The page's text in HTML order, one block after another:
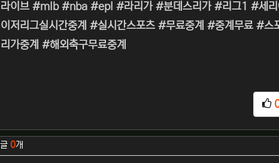
라이브 #mlb #nba #epl #라리가 #분데스리가 #리그1 #세리
이저리그실시간중계 #실시간스포츠 #무료중계 #중계무료 #
리가중계 #해외축구무료중계
련자료
0개